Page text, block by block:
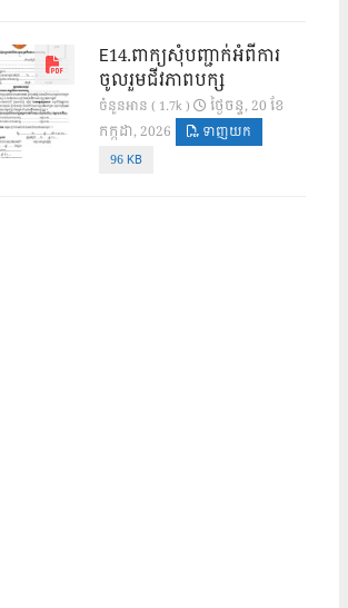
E14.ពាក្យសុំបញ្ជាក់អំពីការ
ចូលរួមជីវភាពបក្ស
ចំនួនអាន ( 1.7k )
ថ្ងៃ​ចន្ទ, 20 ខែ​
កក្កដា, 2026
ទាញយក
96 KB